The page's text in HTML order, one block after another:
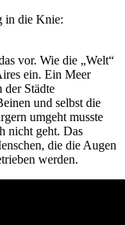
in die Knie:
vor. Wie die „Welt“
ein. Ein Meer
der Städte
und selbst die
umgeht musste
nicht geht. Das
die die Augen
werden.